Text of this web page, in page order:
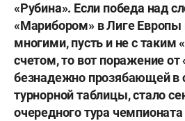
«Рубина». Если победа над
«Марибором» в Лиге Европы
многими, пусть и не с таким
счетом, то вот поражение от
безнадежно прозябающей в
турнорной таблицы, стало
очередного тура